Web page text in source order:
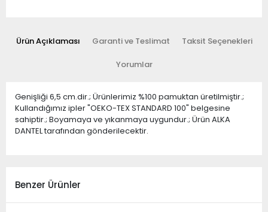
Ürün Açıklaması Garanti ve Teslimat Taksit Seçenekleri
Yorumlar
Genişliği 6,5 cm.dir.; Ürünlerimiz %100 pamuktan üretilmiştir.;
Kullandığımız ipler "OEKO-TEX STANDARD 100" belgesine
sahiptir.; Boyamaya ve yıkanmaya uygundur.; Ürün ALKA
DANTEL tarafından gönderilecektir.
Benzer Ürünler